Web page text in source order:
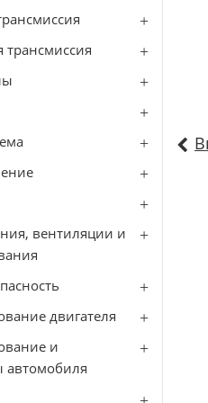
трансмиссия
вентиляции и
двигателя
и
автомобиля